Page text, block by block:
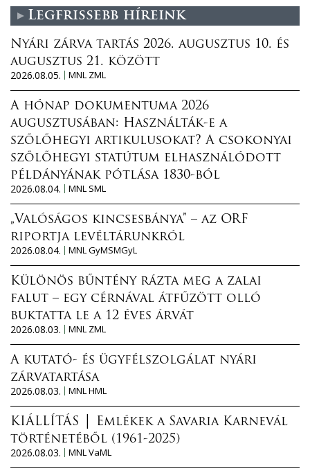
Legfrissebb híreink
Nyári zárva tartás 2026. augusztus 10. és
augusztus 21. között
2026.08.05.
MNL ZML
A hónap dokumentuma 2026
augusztusában: Használták-e a
szőlőhegyi artikulusokat? A csokonyai
szőlőhegyi statútum elhasználódott
példányának pótlása 1830-ból
2026.08.04.
MNL SML
„Valóságos kincsesbánya” – az ORF
riportja levéltárunkról
2026.08.04.
MNL GyMSMGyL
Különös bűntény rázta meg a zalai
falut – egy cérnával átfűzött olló
buktatta le a 12 éves árvát
2026.08.03.
MNL ZML
A kutató- és ügyfélszolgálat nyári
zárvatartása
2026.08.03.
MNL HML
KIÁLLÍTÁS │ Emlékek a Savaria Karnevál
történetéből (1961-2025)
2026.08.03.
MNL VaML